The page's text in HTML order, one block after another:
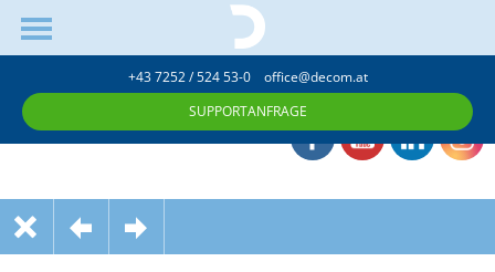
+43 7252 / 524 53-0 office@decom.at
SUPPORTANFRAGE